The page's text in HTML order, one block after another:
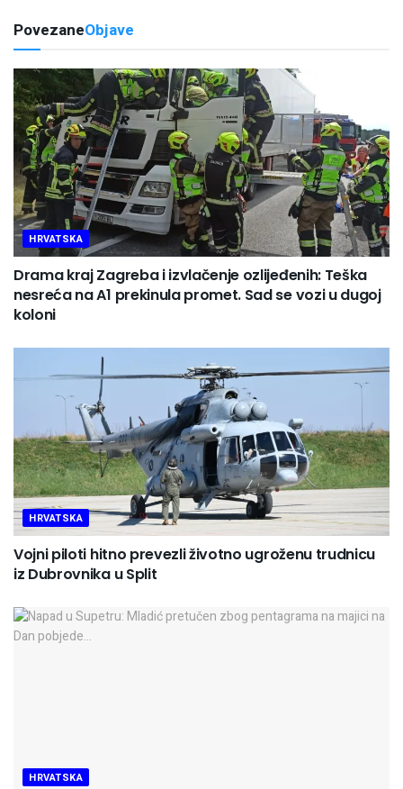
PovezaneObjave
HRVATSKA
Drama kraj Zagreba i izvlačenje ozlijeđenih: Teška
nesreća na A1 prekinula promet. Sad se vozi u dugoj
koloni
HRVATSKA
Vojni piloti hitno prevezli životno ugroženu trudnicu
iz Dubrovnika u Split
HRVATSKA